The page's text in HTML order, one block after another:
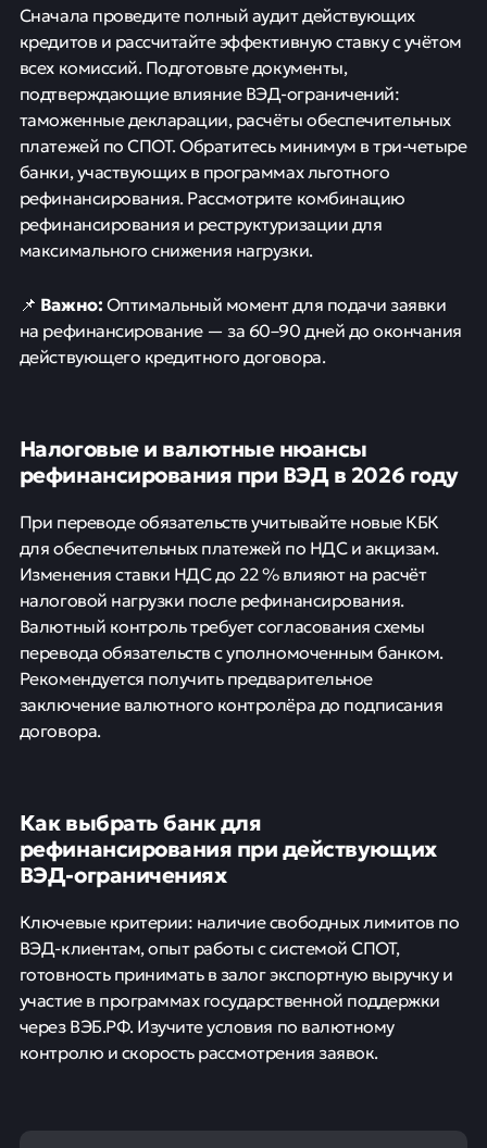
Сначала проведите полный аудит действующих
кредитов и рассчитайте эффективную ставку с учётом
всех комиссий. Подготовьте документы,
подтверждающие влияние ВЭД-ограничений:
таможенные декларации, расчёты обеспечительных
платежей по СПОТ. Обратитесь минимум в три-четыре
банки, участвующих в программах льготного
рефинансирования. Рассмотрите комбинацию
рефинансирования и реструктуризации для
максимального снижения нагрузки.
📌 Важно:Оптимальный момент для подачи заявки
на рефинансирование — за 60–90 дней до окончания
действующего кредитного договора.
Налоговые и валютные нюансы
рефинансирования при ВЭД в 2026 году
При переводе обязательств учитывайте новые КБК
для обеспечительных платежей по НДС и акцизам.
Изменения ставки НДС до 22 % влияют на расчёт
налоговой нагрузки после рефинансирования.
Валютный контроль требует согласования схемы
перевода обязательств с уполномоченным банком.
Рекомендуется получить предварительное
заключение валютного контролёра до подписания
договора.
Как выбрать банк для
рефинансирования при действующих
ВЭД-ограничениях
Ключевые критерии: наличие свободных лимитов по
ВЭД-клиентам, опыт работы с системой СПОТ,
готовность принимать в залог экспортную выручку и
участие в программах государственной поддержки
через ВЭБ.РФ. Изучите условия по валютному
контролю и скорость рассмотрения заявок.